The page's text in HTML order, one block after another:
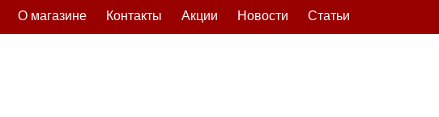
Статьи
Новости
Акции
Контакты
О магазине